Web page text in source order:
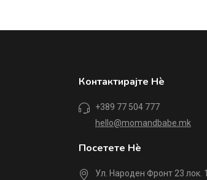
Контактирајте Нè
+389 77 504 777
hello@momandbabe.mk
Посетете Нè
Ул. Народен Фронт 23 лок. 1